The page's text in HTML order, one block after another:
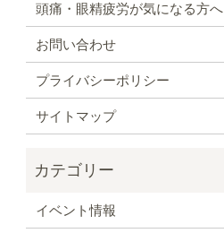
頭痛・眼精疲労が気になる方へ
お問い合わせ
プライバシーポリシー
サイトマップ
イベント情報